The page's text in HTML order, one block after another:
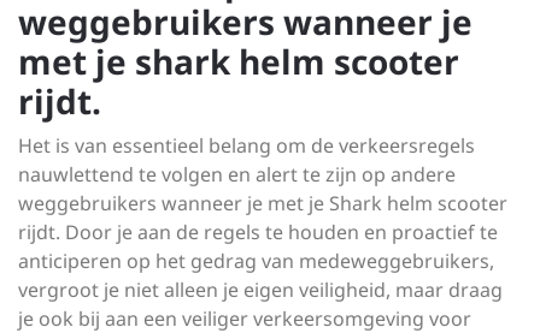
weggebruikers wanneer je
met je shark helm scooter
rijdt.
Het is van essentieel belang om de verkeersregels
nauwlettend te volgen en alert te zijn op andere
weggebruikers wanneer je met je Shark helm scooter
rijdt. Door je aan de regels te houden en proactief te
anticiperen op het gedrag van medeweggebruikers,
vergroot je niet alleen je eigen veiligheid, maar draag
je ook bij aan een veiliger verkeersomgeving voor